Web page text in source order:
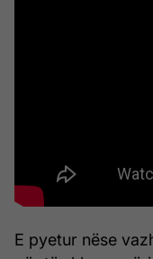
E pyetur nëse